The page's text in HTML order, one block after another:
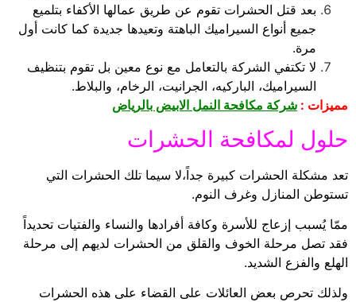
بعد قتل الحشرات تقوم عن طريق عمالها الأكفاء بتلميع
جميع أنواع السيراميك الباهتة وتعيدها جديدة كما كانت أول
مرة.
لا تكتفي الشركة بالتعامل مع نوع معين بل تقوم بتنظيف
السيراميك، الباركيه، الجرانيت، الرخام، والبلاط.
مميزات : شركة مكافحة النمل الابيض بالرياض
حلول لمكافحة الحشرات
تعد مشكلة الحشرات كبيرة جداً،لا سيما تلك الحشرات التي
تستوطن المنازل وغرف النوم.
ممّا يُسبب إزعاج للأسرة وكافة أفرادها والنساء والفتيات تحديداً
فقد تصل مرحلة الخوف والقلق من الحشرات لديهم إلى مرحلة
الهلع والفزع الشديد.
ولذلك تحرص بعض العائلات على القضاء على هذه الحشرات